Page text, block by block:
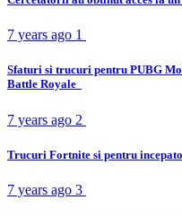
7 years ago 1
Sfaturi si trucuri pentru PUBG
Battle Royale
7 years ago 2
Trucuri Fortnite si pentru
7 years ago 3